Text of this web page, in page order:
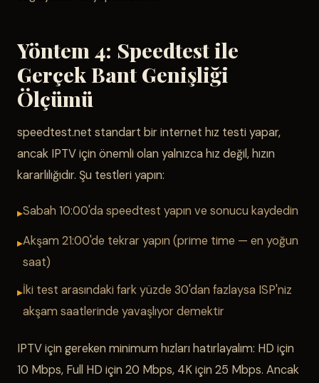
Yöntem 4: Speedtest ile
Gerçek Bant Genişliği
Ölçümü
speedtest.net standart bir internet hız testi yapar,
ancak IPTV için önemli olan yalnızca hız değil, hızın
kararlılığıdır. Şu testleri yapın:
Sabah 10:00'da speedtest yapın ve sonucu kaydedin
Akşam 21:00'de tekrar yapın (prime time — en yoğun
saat)
İki test arasındaki fark yüzde 30'dan fazlaysa ISP'niz
akşam saatlerinde yavaşlıyor demektir
IPTV için gereken minimum hızları hatırlayalım: HD için
10 Mbps, Full HD için 20 Mbps, 4K için 25 Mbps. Ancak